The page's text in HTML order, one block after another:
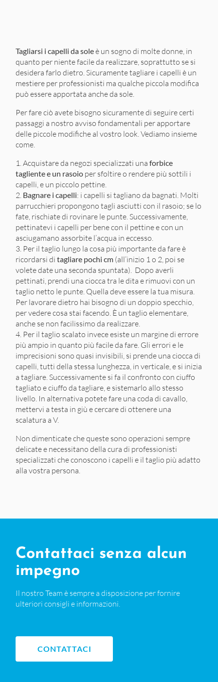
Tagliarsi i capelli da soleè un sogno di molte donne, in
quanto per niente facile da realizzare, soprattutto se si
desidera farlo dietro. Sicuramente tagliare i capelli è un
mestiere per professionisti ma qualche piccola modifica
può essere apportata anche da sole.
Per fare ciò avete bisogno sicuramente di seguire certi
passaggi a nostro avviso fondamentali per apportare
delle piccole modifiche al vostro look. Vediamo insieme
come.
Acquistare da negozi specializzati una forbice
tagliente e un rasoio per sfoltire o rendere più sottili i
capelli, e un piccolo pettine.
Bagnare i capelli: i capelli si tagliano da bagnati. Molti
parrucchieri propongono tagli asciutti con il rasoio; se lo
fate, rischiate di rovinare le punte. Successivamente,
pettinatevi i capelli per bene con il pettine e con un
asciugamano assorbite l’acqua in eccesso.
Per il taglio lungo la cosa più importante da fare è
ricordarsi di tagliare pochi cm (all’inizio 1 o 2, poi se
volete date una seconda spuntata). Dopo averli
pettinati, prendi una ciocca tra le dita e rimuovi con un
taglio netto le punte. Quella deve essere la tua misura.
Per lavorare dietro hai bisogno di un doppio specchio,
per vedere cosa stai facendo. È un taglio elementare,
anche se non facilissimo da realizzare.
Per il taglio scalato invece esiste un margine di errore
più ampio in quanto più facile da fare. Gli errori e le
imprecisioni sono quasi invisibili, si prende una ciocca di
capelli, tutti della stessa lunghezza, in verticale, e si inizia
a tagliare. Successivamente si fa il confronto con ciuffo
tagliato e ciuffo da tagliare, e sistemarlo allo stesso
livello. In alternativa potete fare una coda di cavallo,
mettervi a testa in giù e cercare di ottenere una
scalatura a V.
Non dimenticate che queste sono operazioni sempre
delicate e necessitano della cura di professionisti
specializzati che conoscono i capelli e il taglio più adatto
alla vostra persona.
Contattaci senza alcun
impegno
Il nostro Team è sempre a disposizione per fornire
ulteriori consigli e informazioni.
CONTATTACI